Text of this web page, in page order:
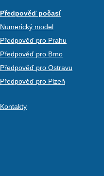
Předpověď počasí
Numerický model
Předpověď pro Prahu
Předpověď pro Brno
Předpověď pro Ostravu
Předpověď pro Plzeň
Kontakty